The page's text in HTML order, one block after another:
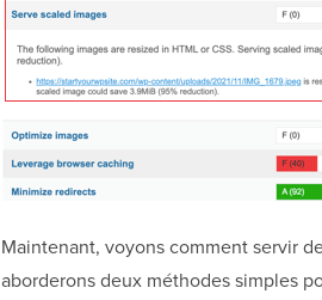
Maintenant, voyons comment servir
aborderons deux méthodes simples